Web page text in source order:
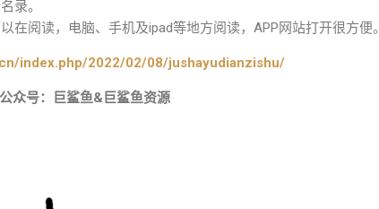
录。
在阅读，电脑、手机及ipad等地方阅读，APP网站打开很方便。
index.php/2022/02/08/jushayudianzishu/
众号：巨鲨鱼&巨鲨鱼资源